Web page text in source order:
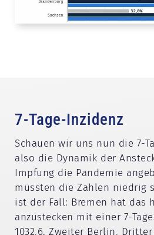
7-Tage-Inzidenz
Schauen wir uns nun die 7-
also die Dynamik der
Impfung die Pandemie
müssten die Zahlen niedrig
ist der Fall: Bremen hat das
anzustecken mit einer 7-
1032,6. Zweiter Berlin,